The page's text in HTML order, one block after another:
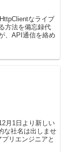
なライブ
方法を備忘録代
、API通信を絡め
月1日より新しい
な社名は出しませ
リエンジニアと